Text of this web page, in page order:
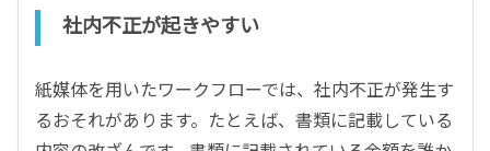
社内不正が起きやすい
紙媒体を用いたワークフローでは、社内不正が発生す
るおそれがあります。たとえば、書類に記載している